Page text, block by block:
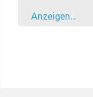
Anzeigen...